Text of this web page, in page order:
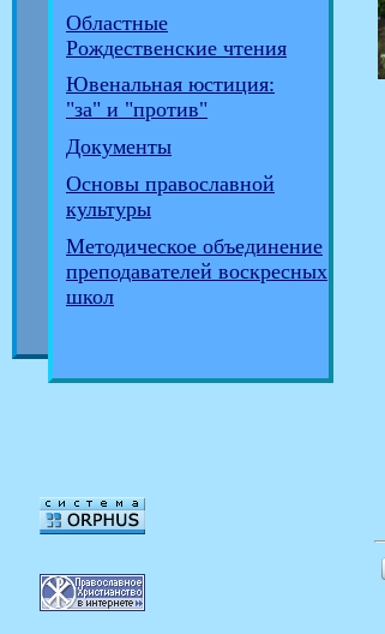
Областные
Рождественские чтения
Ювенальная юстиция:
"за" и "против"
Документы
Основы православной
культуры
Методическое объединение
преподавателей воскресных
школ